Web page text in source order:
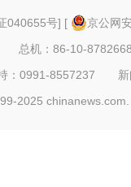
040655号] [
京公网
总机：86-10-
：0991-8557237
2025